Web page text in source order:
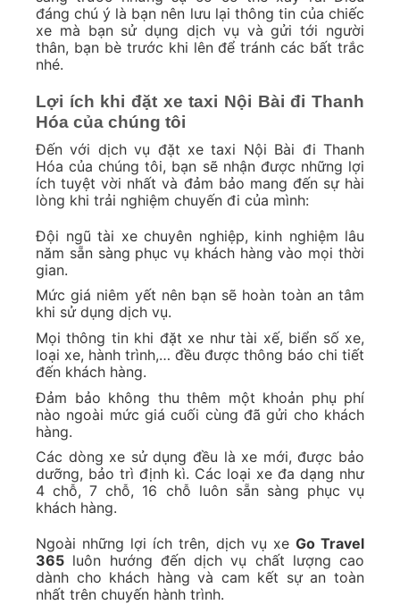
đáng chú ý là bạn nên lưu lại thông tin của chiếc
xe mà bạn sử dụng dịch vụ và gửi tới người
thân, bạn bè trước khi lên để tránh các bất trắc
nhé.
Lợi ích khi đặt xe taxi Nội Bài đi Thanh
Hóa của chúng tôi
Đến với dịch vụ đặt xe taxi Nội Bài đi Thanh
Hóa của chúng tôi, bạn sẽ nhận được những lợi
ích tuyệt vời nhất và đảm bảo mang đến sự hài
lòng khi trải nghiệm chuyến đi của mình:
Đội ngũ tài xe chuyên nghiệp, kinh nghiệm lâu
năm sẵn sàng phục vụ khách hàng vào mọi thời
gian.
Mức giá niêm yết nên bạn sẽ hoàn toàn an tâm
khi sử dụng dịch vụ.
Mọi thông tin khi đặt xe như tài xế, biển số xe,
loại xe, hành trình,… đều được thông báo chi tiết
đến khách hàng.
Đảm bảo không thu thêm một khoản phụ phí
nào ngoài mức giá cuối cùng đã gửi cho khách
hàng.
Các dòng xe sử dụng đều là xe mới, được bảo
dưỡng, bảo trì định kì. Các loại xe đa dạng như
4 chỗ, 7 chỗ, 16 chỗ luôn sẵn sàng phục vụ
khách hàng.
Ngoài những lợi ích trên, dịch vụ xe Go Travel
365 luôn hướng đến dịch vụ chất lượng cao
dành cho khách hàng và cam kết sự an toàn
nhất trên chuyến hành trình.